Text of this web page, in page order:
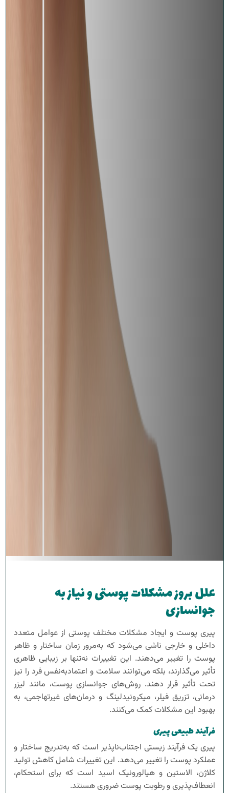
علل بروز مشکلات پوستی و نیاز به
جوانسازی
پیری پوست و ایجاد مشکلات مختلف پوستی از عوامل متعدد
داخلی و خارجی ناشی می‌شود که به‌مرور زمان ساختار و ظاهر
پوست را تغییر می‌دهند. این تغییرات نه‌تنها بر زیبایی ظاهری
تأثیر می‌گذارند، بلکه می‌توانند سلامت و اعتمادبه‌نفس فرد را نیز
تحت تأثیر قرار دهند. روش‌های جوانسازی پوست، مانند لیزر
درمانی، تزریق فیلر، میکرونیدلینگ و درمان‌های غیرتهاجمی، به
بهبود این مشکلات کمک می‌کنند.
فرآیند طبیعی پیری
پیری یک فرآیند زیستی اجتناب‌ناپذیر است که به‌تدریج ساختار و
عملکرد پوست را تغییر می‌دهد. این تغییرات شامل کاهش تولید
کلاژن، الاستین و هیالورونیک اسید است که برای استحکام،
انعطاف‌پذیری و رطوبت پوست ضروری هستند.